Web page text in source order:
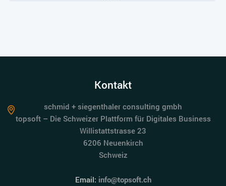
Kontakt
schmid + siegenthaler consulting gmbh
topsoft – Die Schweizer Plattform für Digitales Business
Willistattstrasse 23
6206 Neuenkirch
Schweiz
Email: info@topsoft.ch